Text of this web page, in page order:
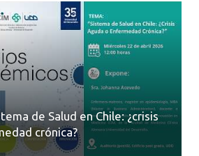
de Salud en Chile: ¿crisis
crónica?